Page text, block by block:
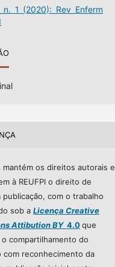
1 (2020): Rev Enferm
mantém os direitos autorais e
à REUFPI o direito de
publicação, com o trabalho
sob a Licença Creative
Attibution BY4.0que
compartilhamento do
com reconhecimento da